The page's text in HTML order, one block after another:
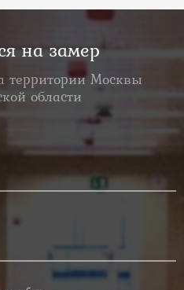
на замер
территории Москвы
области